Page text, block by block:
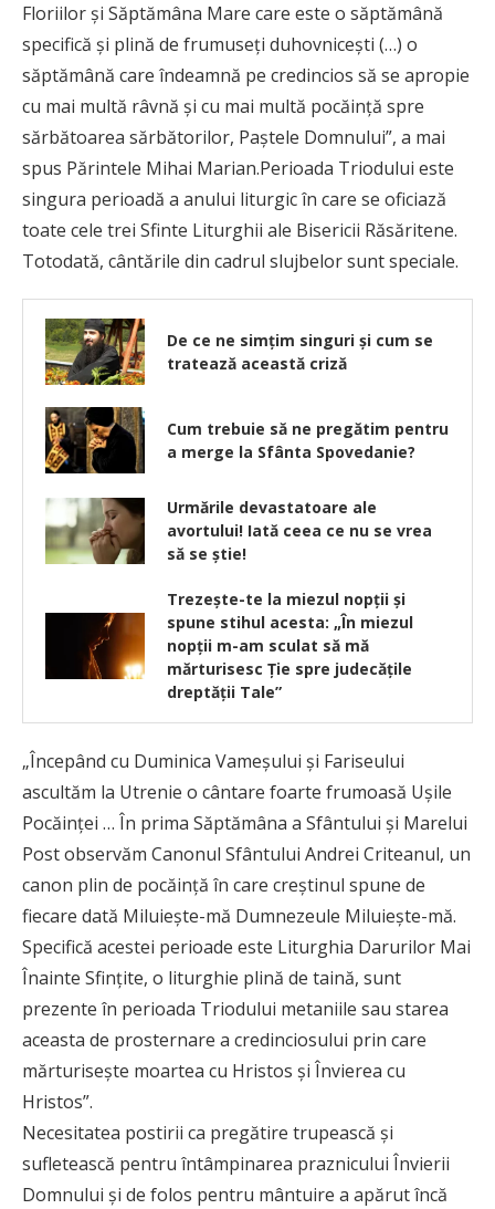
Floriilor şi Săptămâna Mare care este o săptămână
specifică şi plină de frumuseţi duhovniceşti (…) o
săptămână care îndeamnă pe credincios să se apropie
cu mai multă râvnă şi cu mai multă pocăinţă spre
sărbătoarea sărbătorilor, Paştele Domnului”, a mai
spus Părintele Mihai Marian.Perioada Triodului este
singura perioadă a anului liturgic în care se oficiază
toate cele trei Sfinte Liturghii ale Bisericii Răsăritene.
Totodată, cântările din cadrul slujbelor sunt speciale.
De ce ne simţim singuri şi cum se
tratează această criză
Cum trebuie să ne pregătim pentru
a merge la Sfânta Spovedanie?
Urmările devastatoare ale
avortului! Iată ceea ce nu se vrea
să se știe!
Trezeşte-te la miezul nopţii și
spune stihul acesta: „În miezul
nopţii m-am sculat să mă
mărturisesc Ţie spre judecăţile
dreptăţii Tale”
„Începând cu Duminica Vameşului şi Fariseului
ascultăm la Utrenie o cântare foarte frumoasă Uşile
Pocăinţei … În prima Săptămâna a Sfântului şi Marelui
Post observăm Canonul Sfântului Andrei Criteanul, un
canon plin de pocăinţă în care creştinul spune de
fiecare dată Miluieşte-mă Dumnezeule Miluieşte-mă.
Specifică acestei perioade este Liturghia Darurilor Mai
Înainte Sfinţite, o liturghie plină de taină, sunt
prezente în perioada Triodului metaniile sau starea
aceasta de prosternare a credinciosului prin care
mărturiseşte moartea cu Hristos şi Învierea cu
Hristos”.
Necesitatea postirii ca pregătire trupească şi
sufletească pentru întâmpinarea praznicului Învierii
Domnului şi de folos pentru mântuire a apărut încă